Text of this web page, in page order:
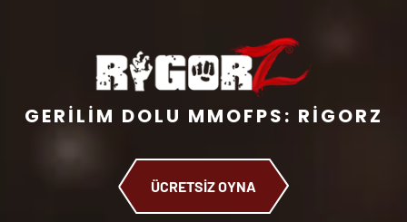
GERILIM DOLU MMOFPS: RIGORZ
ÜCRETSİZ OYNA